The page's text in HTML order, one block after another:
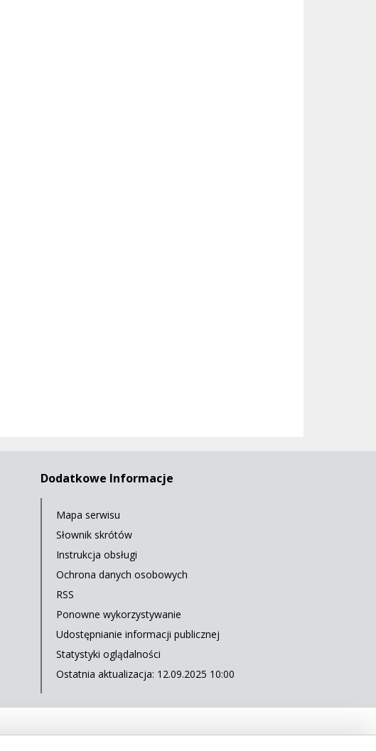
Dodatkowe Informacje
Mapa serwisu
Słownik skrótów
Instrukcja obsługi
Ochrona danych osobowych
RSS
Ponowne wykorzystywanie
Udostępnianie informacji publicznej
Statystyki oglądalności
Ostatnia aktualizacja: 12.09.2025 10:00